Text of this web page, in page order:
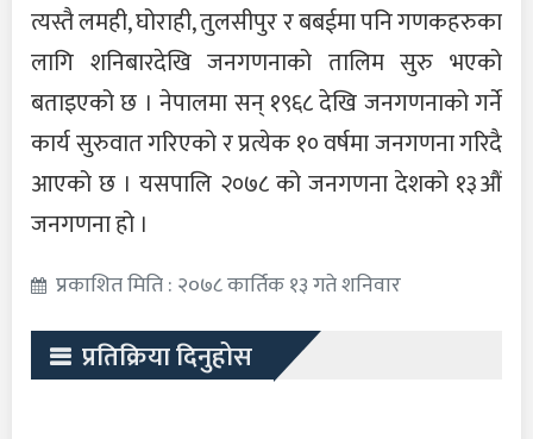
त्यस्तै लमही, घोराही, तुलसीपुर र बबईमा पनि गणकहरुका
लागि शनिबारदेखि जनगणनाको तालिम सुरु भएको
बताइएको छ । नेपालमा सन् १९६८ देखि जनगणनाको गर्ने
कार्य सुरुवात गरिएको र प्रत्येक १० वर्षमा जनगणना गरिदै
आएको छ । यसपालि २०७८ को जनगणना देशको १३औं
जनगणना हो ।
प्रकाशित मिति : २०७८ कार्तिक १३ गते शनिवार
प्रतिक्रिया दिनुहोस